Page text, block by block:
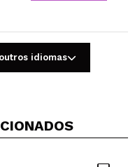
idiomas